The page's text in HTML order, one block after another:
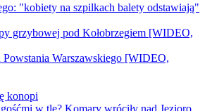
"kobiety na szpilkach balety odstawiają"
grzybowej pod Kołobrzegiem [WIDEO,
Warszawskiego [WIDEO,
konopi
w tle? Komary wróciły nad Jezioro